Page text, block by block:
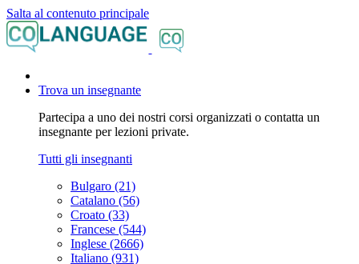
Salta al contenuto principale
Trova un insegnante
Partecipa a uno dei nostri corsi organizzati o contatta un
insegnante per lezioni private.
Tutti gli insegnanti
Bulgaro (21)
Catalano (56)
Croato (33)
Francese (544)
Inglese (2666)
Italiano (931)